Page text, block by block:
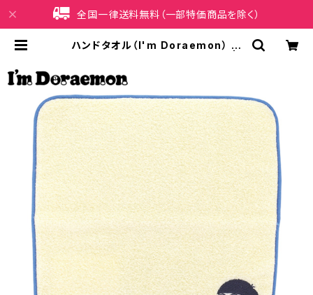
全国一律送料無料（一部特価商品を除く）
ハンドタオル（I'm Doraemon） の